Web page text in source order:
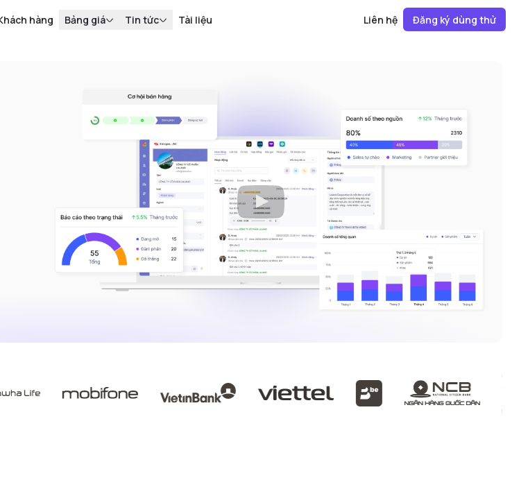
hàng Bảng giá Tin tức Tài liệu Liên hệ Đăng ký dùng thử